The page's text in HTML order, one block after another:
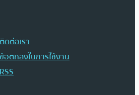
ติดต่อเรา
ข้อตกลงในการใช้งาน
RSS